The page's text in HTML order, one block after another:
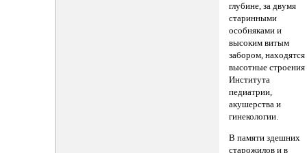
глубине, за двумя
старинными
особняками и
высоким витым
забором, находятся
высотные строения
Института
педиатрии,
акушерства и
гинекологии.
В памяти здешних
старожилов и в